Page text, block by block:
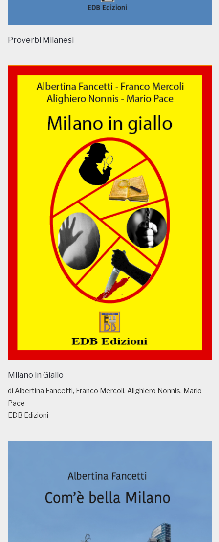
Proverbi Milanesi
Milano in Giallo
di Albertina Fancetti, Franco Mercoli, Alighiero Nonnis, Mario
Pace
EDB Edizioni